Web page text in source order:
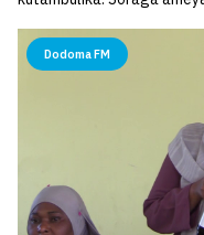
Dodoma FM